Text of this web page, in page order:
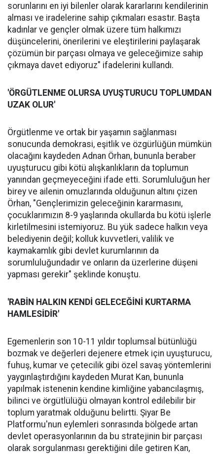
sorunlarını en iyi bilenler olarak kararlarını kendilerinin
alması ve iradelerine sahip çıkmaları esastır. Başta
kadınlar ve gençler olmak üzere tüm halkımızı
düşüncelerini, önerilerini ve eleştirilerini paylaşarak
çözümün bir parçası olmaya ve geleceğimize sahip
çıkmaya davet ediyoruz" ifadelerini kullandı.
'ÖRGÜTLENME OLURSA UYUŞTURUCU TOPLUMDAN
UZAK OLUR'
Örgütlenme ve ortak bir yaşamın sağlanması
sonucunda demokrasi, eşitlik ve özgürlüğün mümkün
olacağını kaydeden Adnan Örhan, bununla beraber
uyuşturucu gibi kötü alışkanlıkların da toplumun
yanından geçmeyeceğini ifade etti. Sorumluluğun her
birey ve ailenin omuzlarında olduğunun altını çizen
Örhan, "Gençlerimizin geleceğinin kararmasını,
çocuklarımızın 8-9 yaşlarında okullarda bu kötü işlerle
kirletilmesini istemiyoruz. Bu yük sadece halkın veya
belediyenin değil; kolluk kuvvetleri, valilik ve
kaymakamlık gibi devlet kurumlarının da
sorumluluğundadır ve onların da üzerlerine düşeni
yapması gerekir" şeklinde konuştu.
'RABİN HALKIN KENDİ GELECEĞİNİ KURTARMA
HAMLESİDİR'
Egemenlerin son 10-11 yıldır toplumsal bütünlüğü
bozmak ve değerleri dejenere etmek için uyuşturucu,
fuhuş, kumar ve çetecilik gibi özel savaş yöntemlerini
yaygınlaştırdığını kaydeden Murat Kan, bununla
yapılmak istenenin kendine kimliğine yabancılaşmış,
bilinci ve örgütlülüğü olmayan kontrol edilebilir bir
toplum yaratmak olduğunu belirtti. Şiyar Be
Platformu'nun eylemleri sonrasında bölgede artan
devlet operasyonlarının da bu stratejinin bir parçası
olarak sorgulanması gerektiğini dile getiren Kan,